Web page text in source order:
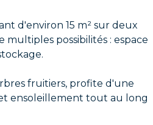
d'environ 15 m² sur deux
multiples possibilités : espace
fruitiers, profite d'une
ensoleillement tout au long